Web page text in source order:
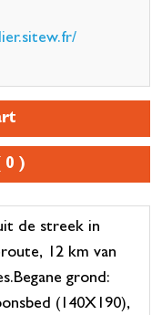
0 )
de streek in
12 km van
grond:
(140X190),